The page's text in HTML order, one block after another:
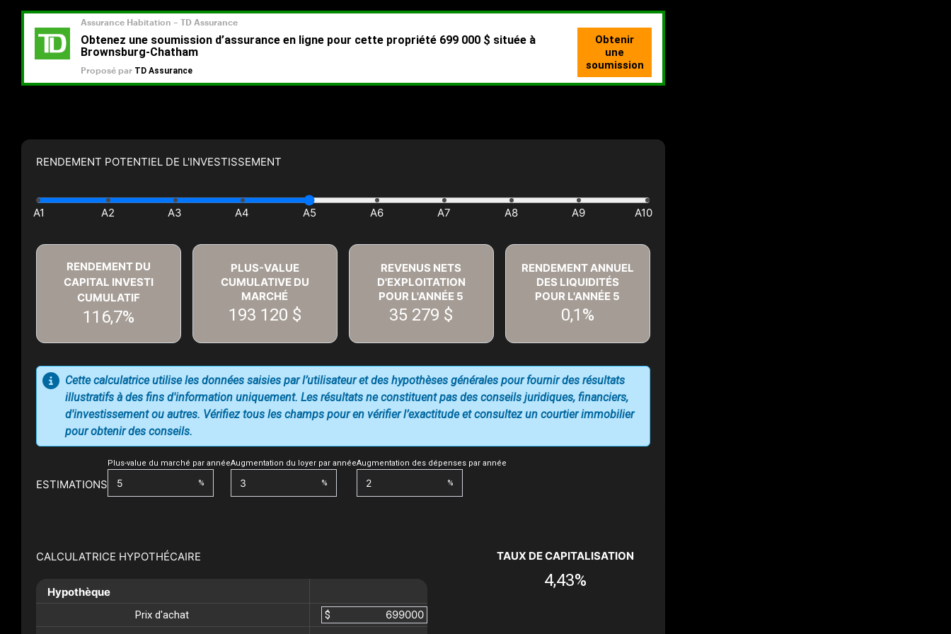
RENDEMENT POTENTIEL DE L'INVESTISSEMENT
RENDEMENT DU
CAPITAL INVESTI
CUMULATIF
116,7%
PLUS-VALUE
CUMULATIVE DU
MARCHÉ
193 120 $
REVENUS NETS
D'EXPLOITATION
POUR L'ANNÉE 5
35 279 $
RENDEMENT ANNUEL
DES LIQUIDITÉS
POUR L'ANNÉE 5
0,1%
ESTIMATIONS
Plus-value du marché par année
%
Augmentation du loyer par année
%
Augmentation des dépenses par année
%
Cette calculatrice utilise les données saisies par l’utilisateur et des hypothèses générales pour fournir des résultats
illustratifs à des fins d'information uniquement. Les résultats ne constituent pas des conseils juridiques, financiers,
d'investissement ou autres. Vérifiez tous les champs pour en vérifier l’exactitude et consultez un courtier immobilier
pour obtenir des conseils.
CALCULATRICE HYPOTHÉCAIRE
Hypothèque
Prix d'achat $
TAUX DE CAPITALISATION
4,43%